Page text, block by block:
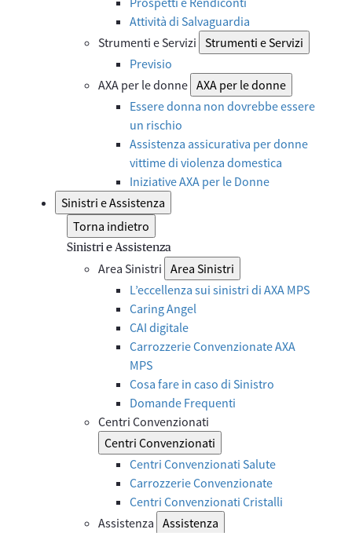
Attività di Salvaguardia
Strumenti e Servizi Strumenti e Servizi
Previsio
AXA per le donne AXA per le donne
Essere donna non dovrebbe essere
un rischio
Assistenza assicurativa per donne
vittime di violenza domestica
Iniziative AXA per le Donne
Sinistri e Assistenza
Torna indietro
Sinistri e Assistenza
Area Sinistri Area Sinistri
L’eccellenza sui sinistri di AXA MPS
Caring Angel
CAI digitale
Carrozzerie Convenzionate AXA
MPS
Cosa fare in caso di Sinistro
Domande Frequenti
Centri Convenzionati
Centri Convenzionati
Centri Convenzionati Salute
Carrozzerie Convenzionate
Centri Convenzionati Cristalli
Assistenza Assistenza